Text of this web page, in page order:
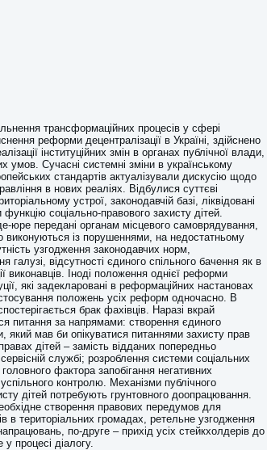
трансформаційних процесів у сфері
реформи децентралізації в Україні, здійснено
інституційних змін в органах публічної влади,
умов. Сучасні системні зміни в українському
стандартів актуалізували дискусію щодо
в нових реаліях. Відбулися суттєві
устрої, законодавчій базі, ліквідовані
соціально-правового захисту дітей.
юре передані органам місцевого самоврядування,
із порушеннями, на недостатньому
узгодження законодавчих норм,
галузі, відсутності єдиного спільного бачення як в
виконавців. Іноді положення однієї реформи
які задекларовані в реформаційних настановах
положень усіх реформ одночасно. В
брак фахівців. Наразі вкрай
питання за напрямами: створення єдиного
який мав би опікуватися питаннями захисту прав
дітей – замість відданих попередньо
службі; розроблення системи соціальних
фактора запобігання негативних
контролю. Механізми публічного
дітей потребують грунтовного доопрацювання.
створення правових передумов для
в територіальних громадах, ретельне узгодження
по-друге – прихід усіх стейкхолдерів до
процесі діалогу.